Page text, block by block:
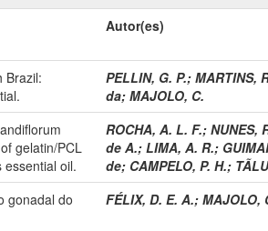
Autor(es)
Brazil:
PELLIN, G. P.; MARTINS,
da; MAJOLO, C.
gelatin/PCL
oil.
ROCHA, A. L. F.; NUNES,
de A.; LIMA, A. R.;
de; CAMPELO, P. H.;
gonadal do
FÉLIX, D. E. A.; MAJOLO,